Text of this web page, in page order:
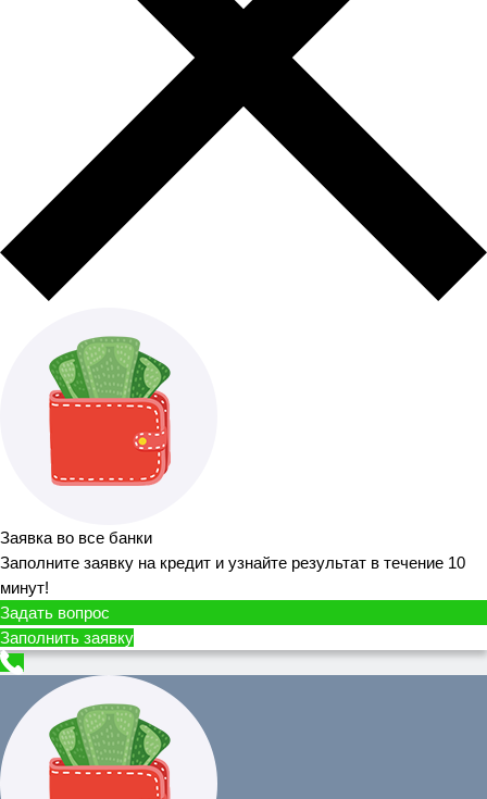
Заявка во все банки
Заполните заявку на кредит и узнайте результат в течение 10
минут!
Задать вопрос
Заполнить заявку